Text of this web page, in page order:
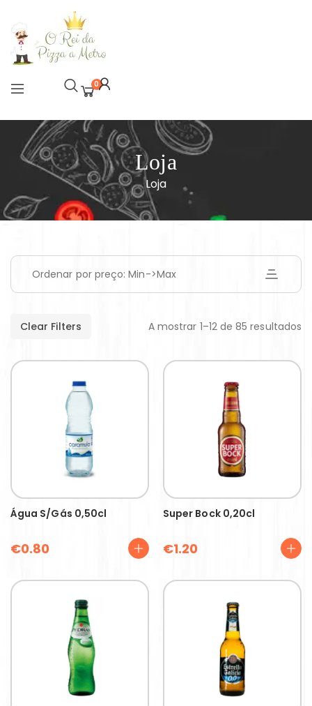
0
Loja
Loja
Ordenar por preço: Min->Max
Clear Filters A mostrar 1–12 de 85 resultados
Água S/gás 0,50cl
€0.80
Super Bock 0,20cl
€1.20